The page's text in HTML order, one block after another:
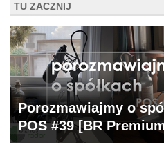
TU ZACZNIJ
Porozmawiajmy o
POS #39 [BR